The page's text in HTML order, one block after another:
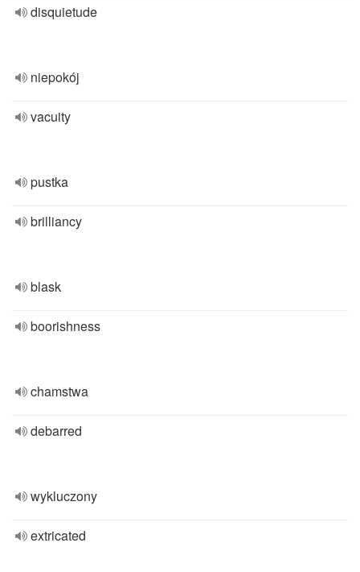
disquietude
niepokój
vacuity
pustka
brilliancy
blask
boorishness
chamstwa
debarred
wykluczony
extricated